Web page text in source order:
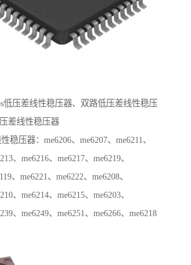
低压差线性稳压器、双路低压差线性稳压
差线性稳压器
稳压器：me6206、me6207、me6211、
、me6216、me6217、me6219、
、me6221、me6222、me6208、
、me6214、me6215、me6203、
、me6249、me6251、me6266、me6218